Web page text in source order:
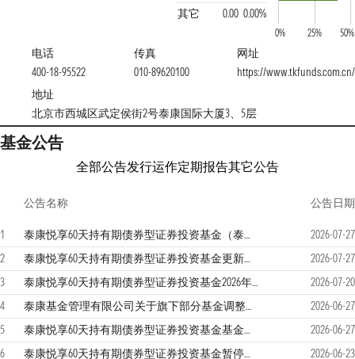
其它
0.00 0.00%
0% 25% 50%
电话
400-18-95522
传真
010-89620100
网址
https://www.tkfunds.com.cn/
地址
北京市西城区武定侯街2号泰康国际大厦3、5层
基金公告
全部公告发行运作定期报告其它公告
公告名称 公告日期
1 泰康悦享60天持有期债券型证券投资基金（泰康悦享60天持有期债券E份额）基金产品资料概要更新
2026-07-27
2
泰康悦享60天持有期债券型证券投资基金更新招募说明书(2026年第1次更新)
2026-07-27
3
泰康悦享60天持有期债券型证券投资基金2026年第二季度报告
2026-07-20
4
泰康基金管理有限公司关于旗下部分基金调整业绩比较基准并修订基金合同的公告
2026-06-27
5
泰康悦享60天持有期债券型证券投资基金基金合同（2026年6月）
2026-06-27
6
泰康悦享60天持有期债券型证券投资基金暂停大额申购（含转换转入及定投）业务公告 2026-06-23